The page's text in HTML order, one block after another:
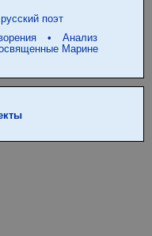
поэт
•
Анализ
Марине